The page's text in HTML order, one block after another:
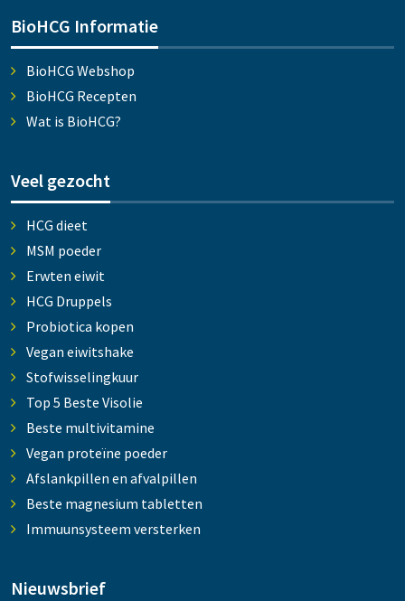
BioHCG Informatie
BioHCG Webshop
BioHCG Recepten
Wat is BioHCG?
Veel gezocht
HCG dieet
MSM poeder
Erwten eiwit
HCG Druppels
Probiotica kopen
Vegan eiwitshake
Stofwisselingkuur
Top 5 Beste Visolie
Beste multivitamine
Vegan proteïne poeder
Afslankpillen en afvalpillen
Beste magnesium tabletten
Immuunsysteem versterken
Nieuwsbrief